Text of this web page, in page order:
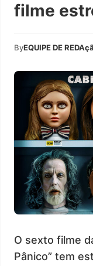
filme
ByEQUIPE DE
O sexto filme
Pânico” tem